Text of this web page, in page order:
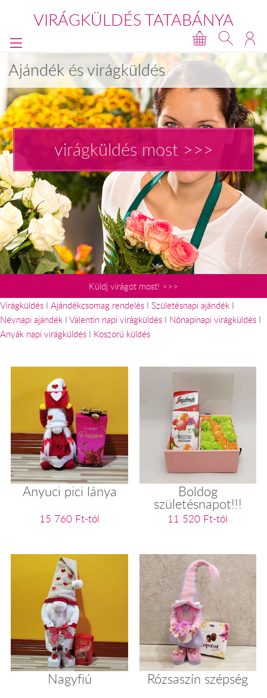
VIRÁGKÜLDÉS TATABÁNYA
Ajándék és virágküldés
virágküldés most >>>
Küldj virágot most! >>>
Virágküldés I Ajándékcsomag rendelés I Születésnapi ajándék I
Névnapi ajándék I Valentin napi virágküldés I Nőnapinapi virágküldés I
Anyák napi virágküldés I Koszorú küldés
Anyuci pici lánya
15 760 Ft-tól
Boldog
születésnapot!!!
11 520 Ft-tól
Nagyfiú Rózsaszín szépség